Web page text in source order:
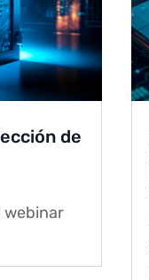
de
webinar